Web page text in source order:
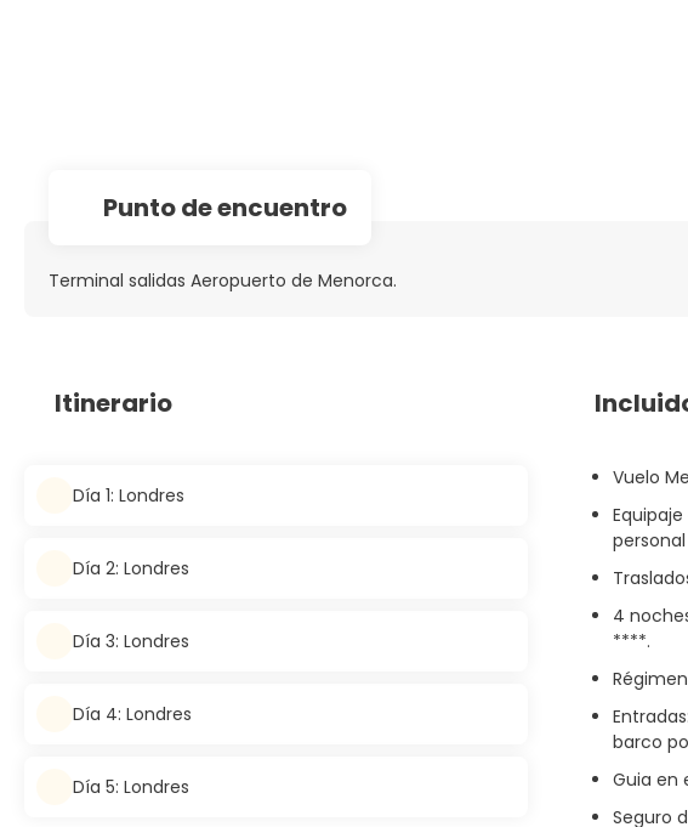
Punto de encuentro
Terminal salidas Aeropuerto de Menorca.
Itinerario
Día 1: Londres
Día 2: Londres
Día 3: Londres
Día 4: Londres
Día 5: Londres
Vuelo
4
****.
barco
Guia en
Seguro